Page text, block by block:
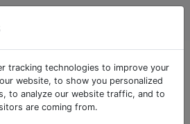
marquées
tracking technologies to improve your
website, to show you personalized
to analyze our website traffic, and to
are coming from.